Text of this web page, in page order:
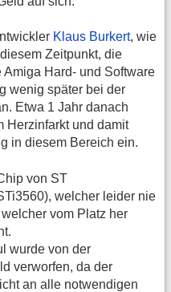
Klaus Burkert, wie
Zeitpunkt, die
Hard- und Software
wenig später bei der
Etwa 1 Jahr danach
Herzinfarkt und damit
in diesem Bereich ein.
von ST
welcher leider nie
vom Platz her
wurde von der
verworfen, da der
an alle notwendigen